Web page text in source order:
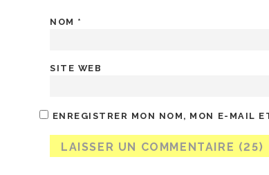
NOM *
SITE WEB
ENREGISTRER MON NOM, MON E-MAIL